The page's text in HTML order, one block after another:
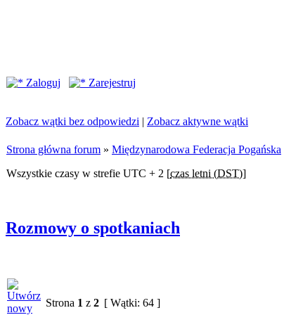
Zaloguj
Zarejestruj
Zobacz wątki bez odpowiedzi | Zobacz aktywne wątki
Strona główna forum » Międzynarodowa Federacja Pogańska
Wszystkie czasy w strefie UTC + 2 [czas letni (DST)]
Rozmowy o spotkaniach
Strona 1 z 2 [ Wątki: 64 ]